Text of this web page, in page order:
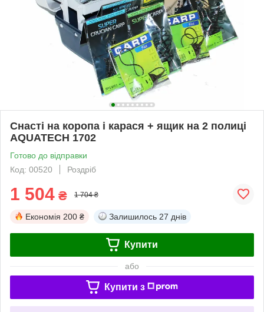
Снасті на коропа і карася + ящик на 2 полиці
AQUATECH 1702
Готово до відправки
Код: 00520
Роздріб
1 504 ₴ 1 704 ₴
Економія 200 ₴ Залишилось 27 днів
Купити
або
Купити з